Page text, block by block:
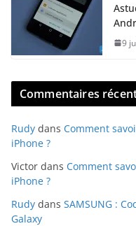
9
Commentaires
Rudy dans Comment
iPhone ?
Victor dans Comment
iPhone ?
Rudy dans SAMSUNG :
Galaxy